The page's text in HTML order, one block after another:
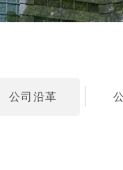
公司沿革